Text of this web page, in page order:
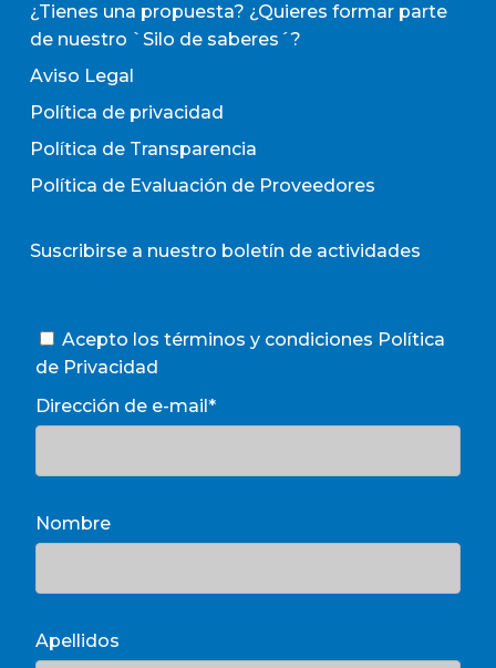
¿Tienes una propuesta? ¿Quieres formar parte
de nuestro `Silo de saberes´?
Aviso Legal
Política de privacidad
Política de Transparencia
Política de Evaluación de Proveedores
Suscribirse a nuestro boletín de actividades
Acepto los términos y condiciones Política
de Privacidad
Dirección de e-mail*
Nombre
Apellidos